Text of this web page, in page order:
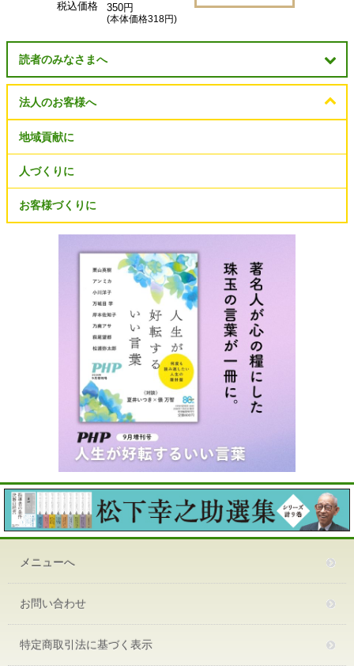
税込価格
350円
(本体価格318円)
読者のみなさまへ
法人のお客様へ
地域貢献に
人づくりに
お客様づくりに
メニューへ
お問い合わせ
特定商取引法に基づく表示